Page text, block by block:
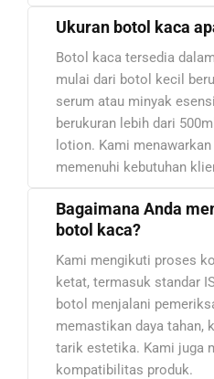
Ukuran botol kaca
Botol kaca tersedia
mulai dari botol kecil
serum atau minyak
berukuran lebih dari
lotion. Kami
memenuhi kebutuhan
Bagaimana Anda
botol kaca?
Kami mengikuti proses
ketat, termasuk standar
botol menjalani
memastikan daya tahan,
tarik estetika. Kami juga
kompatibilitas produk.